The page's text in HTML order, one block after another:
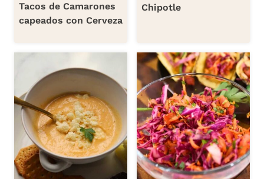
Tacos de Camarones
capeados con Cerveza
Chipotle